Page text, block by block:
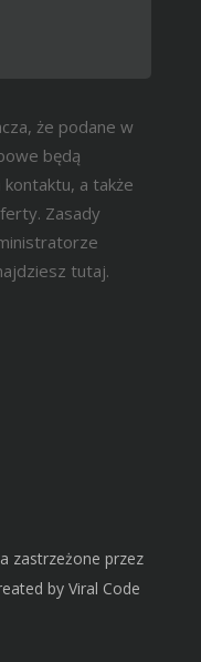
że podane w
będą
a także
Zasady
tutaj.
zastrzeżone przez
by Viral Code